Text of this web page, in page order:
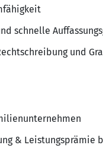
schnelle
und
& Leistungsprämie